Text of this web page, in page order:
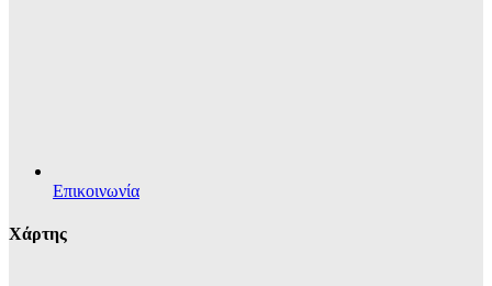
Επικοινωνία
Χάρτης